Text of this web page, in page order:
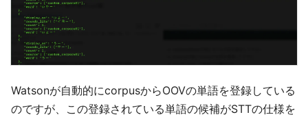
Watsonが自動的にcorpusからOOVの単語を登録している
のですが、この登録されている単語の候補がSTTの仕様を